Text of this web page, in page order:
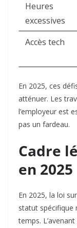
Heures
excessives
Accès tech
En 2025, ces
atténuer. Les
l’employeur est
pas un fardeau.​
Cadre
en 2025
En 2025, la loi
statut spécifique
temps.